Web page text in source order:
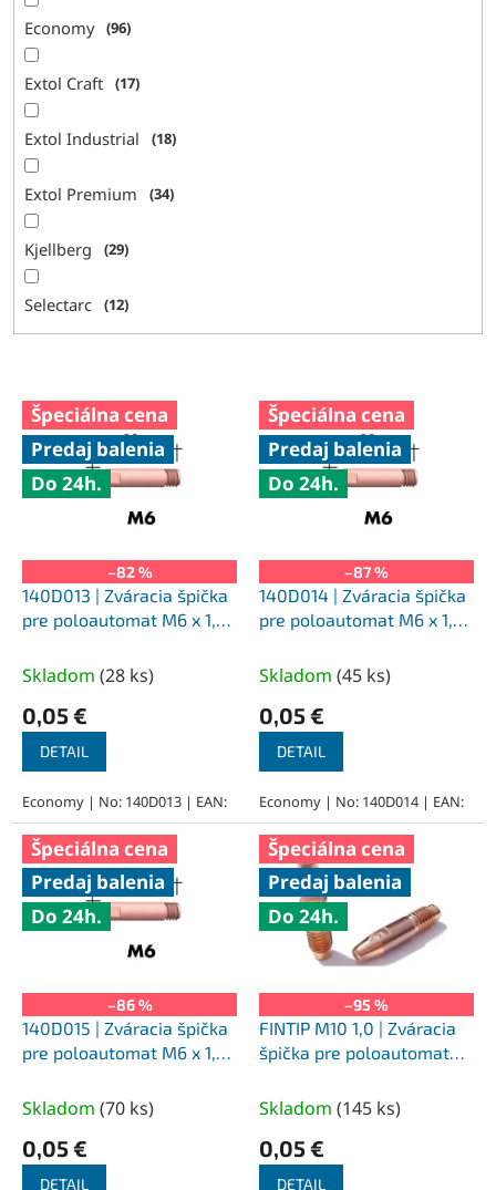
Economy 96
Extol Craft 17
Extol Industrial 18
Extol Premium 34
Kjellberg 29
Selectarc 12
V
Špeciálna cena
Predaj balenia
Do 24h.
–82 %
140D013 | Zváracia špička
pre poloautomat M6 x 1,2
Skladom (28 ks)
0,05 €
DETAIL
Economy | No: 140D013 | EAN:
Špeciálna cena
Predaj balenia
Do 24h.
–87 %
140D014 | Zváracia špička
pre poloautomat M6 x 1,4
Skladom (45 ks)
0,05 €
DETAIL
Economy | No: 140D014 | EAN:
Špeciálna cena
Predaj balenia
Do 24h.
–86 %
140D015 | Zváracia špička
pre poloautomat M6 x 1,6
Skladom (70 ks)
0,05 €
DETAIL
Špeciálna cena
Predaj balenia
Do 24h.
–95 %
FINTIP M10 1,0 | Zváracia
špička pre poloautomat
x 35 mm
Skladom (145 ks)
0,05 €
DETAIL